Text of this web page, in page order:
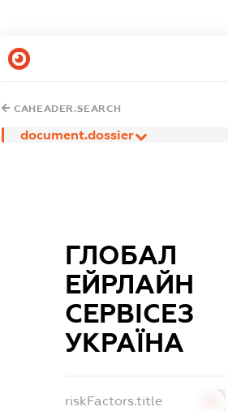
CAHEADER.SEARCH
document.dossier
ГЛОБАЛ
ЕЙРЛАЙН
СЕРВІСЕЗ
УКРАЇНА
riskFactors.title